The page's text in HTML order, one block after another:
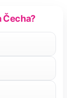
Čecha?